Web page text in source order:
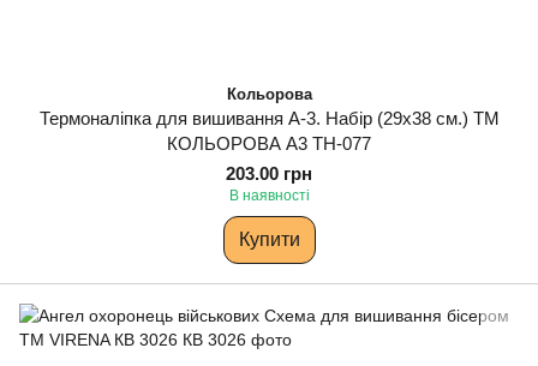
Кольорова
Термоналіпка для вишивання А-3. Набір (29х38 см.) ТМ
КОЛЬОРОВА А3 ТН-077
203.00 грн
В наявності
Купити